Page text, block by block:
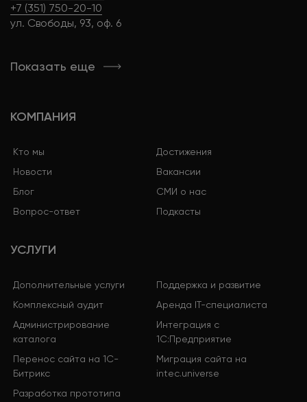
+7 (351) 750-20-10
ул. Свободы, 93, оф. 6
Показать еще
КОМПАНИЯ
Кто мы
Достижения
Новости
Вакансии
Блог
СМИ о нас
Вопрос-ответ
Подкасты
УСЛУГИ
Дополнительные услуги
Поддержка и развитие
Комплексный аудит
Аренда IT-специалиста
Администрирование
каталога
Интеграция с
1С:Предприятие
Перенос сайта на 1С-
Битрикс
Миграция сайта на
intec.universe
Разработка прототипа